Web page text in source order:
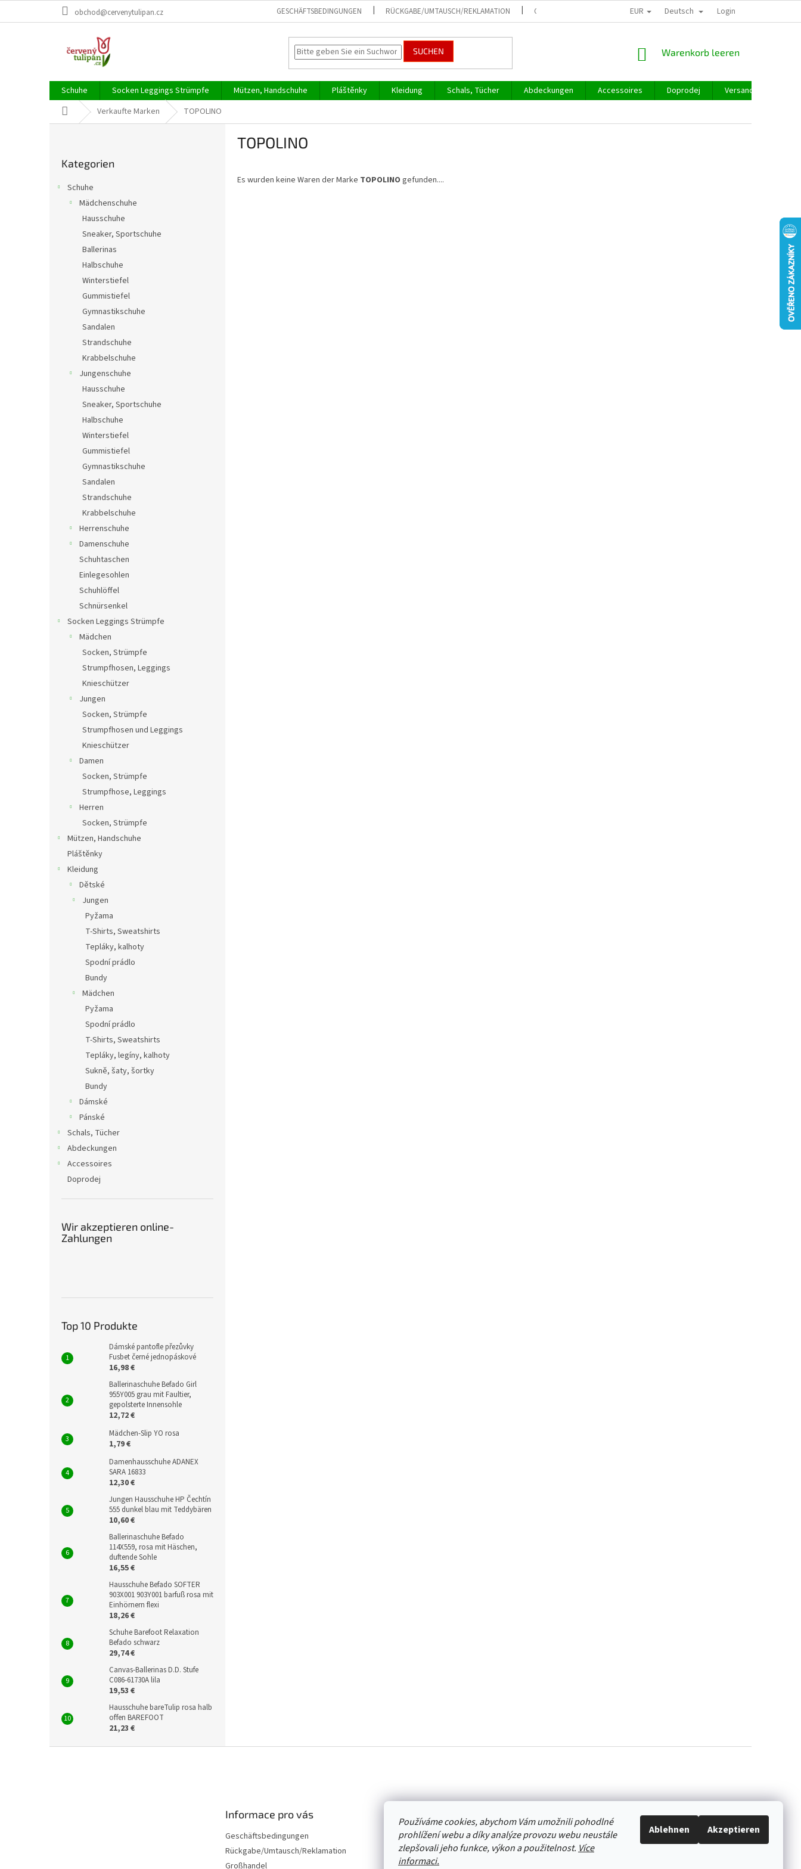
Používáme cookies, abychom Vám umožnili pohodlné
prohlížení webu a díky analýze provozu webu neustále
zlepšovali jeho funkce, výkon a použitelnost. Více
informaci.
Ablehnen Akzeptieren
obchod@cervenytulipan.cz GESCHÄFTSBEDINGUNGEN RÜCKGABE/UMTAUSCH/REKLAMATION GROSSHANDEL EUR Deutsch Login
SUCHEN WARENKORB
Warenkorb leeren
Schuhe Socken Leggings Strümpfe Mützen, Handschuhe Pláštěnky Kleidung Schals, Tücher Abdeckungen Accessoires Doprodej
Versand und Zahlung
StartseiteVerkaufte Marken TOPOLINO
überspringen
Kategorien
Schuhe
Mädchenschuhe
Hausschuhe
Sneaker, Sportschuhe
Ballerinas
Halbschuhe
Winterstiefel
Gummistiefel
Gymnastikschuhe
Sandalen
Strandschuhe
Krabbelschuhe
Jungenschuhe
Hausschuhe
Sneaker, Sportschuhe
Halbschuhe
Winterstiefel
Gummistiefel
Gymnastikschuhe
Sandalen
Strandschuhe
Krabbelschuhe
Herrenschuhe
Damenschuhe
Schuhtaschen
Einlegesohlen
Schuhlöffel
Schnürsenkel
Socken Leggings Strümpfe
Mädchen
Socken, Strümpfe
Strumpfhosen, Leggings
Knieschützer
Jungen
Socken, Strümpfe
Strumpfhosen und Leggings
Knieschützer
Damen
Socken, Strümpfe
Strumpfhose, Leggings
Herren
Socken, Strümpfe
Mützen, Handschuhe
Pláštěnky
Kleidung
Dětské
Jungen
Pyžama
T-Shirts, Sweatshirts
Tepláky, kalhoty
Spodní prádlo
Bundy
Mädchen
Pyžama
Spodní prádlo
T-Shirts, Sweatshirts
Tepláky, legíny, kalhoty
Sukně, šaty, šortky
Bundy
Dámské
Pánské
Schals, Tücher
Abdeckungen
Accessoires
Doprodej
Wir akzeptieren online-
Zahlungen
Top 10 Produkte
Dámské pantofle přezůvky
Fusbet černé jednopáskové
16,98 €
Ballerinaschuhe Befado Girl
955Y005 grau mit Faultier,
gepolsterte Innensohle
12,72 €
Mädchen-Slip YO rosa
1,79 €
Damenhausschuhe ADANEX
SARA 16833
12,30 €
Jungen Hausschuhe HP Čechtín
555 dunkel blau mit Teddybären
10,60 €
Ballerinaschuhe Befado
114X559, rosa mit Häschen,
duftende Sohle
16,55 €
Hausschuhe Befado SOFTER
903X001 903Y001 barfuß rosa mit
Einhörnern flexi
18,26 €
Schuhe Barefoot Relaxation
Befado schwarz
29,74 €
Canvas-Ballerinas D.D. Stufe
C086-61730A lila
19,53 €
Hausschuhe bareTulip rosa halb
offen BAREFOOT
21,23 €
TOPOLINO
Es wurden keine Waren der Marke TOPOLINO gefunden....
Informace pro vás
Geschäftsbedingungen
Rückgabe/Umtausch/Reklamation
Großhandel